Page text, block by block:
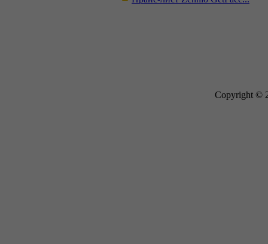
Copyright ©